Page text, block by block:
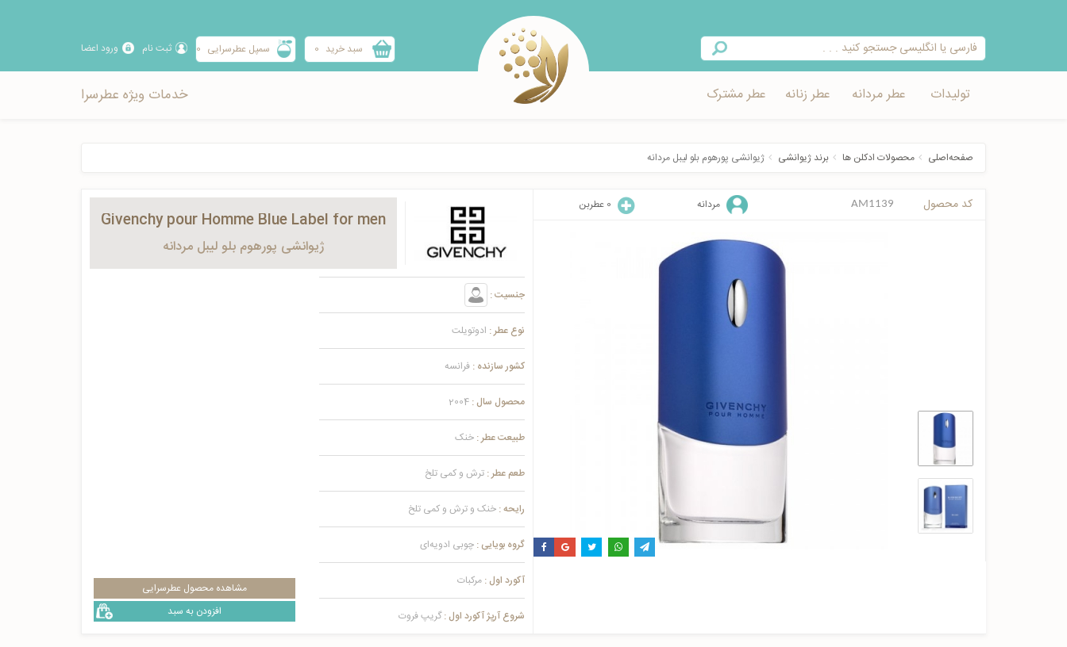
ورود اعضا ثبت نام سمپل عطرسرایی 0 سبد خرید 0
تولیدات عطر مردانه عطر زنانه عطر مشترک خدمات ویژه عطرسرا
صفحه‌اصلی محصولات ادکلن ها برند ژیوانشی ژیوانشی پورهوم بلو لیبل مردانه
کد محصول AM1139 مردانه 0 عطربن
Givenchy pour Homme Blue Label for men
ژیوانشی پورهوم بلو لیبل مردانه
جنسیت :
نوع عطر : ادوتویلت
کشور سازنده : فرانسه
محصول سال : 2004
طبیعت عطر : خنک
طعم عطر : ترش و کمی تلخ
رایحه : خنک و ترش و کمی تلخ
گروه بویایی : چوبی ادویه‌ای
آکورد اول : مرکبات
شروع آرپژ آکورد اول : گریپ فروت
مشاهده محصول عطرسرایی
افزودن به سبد